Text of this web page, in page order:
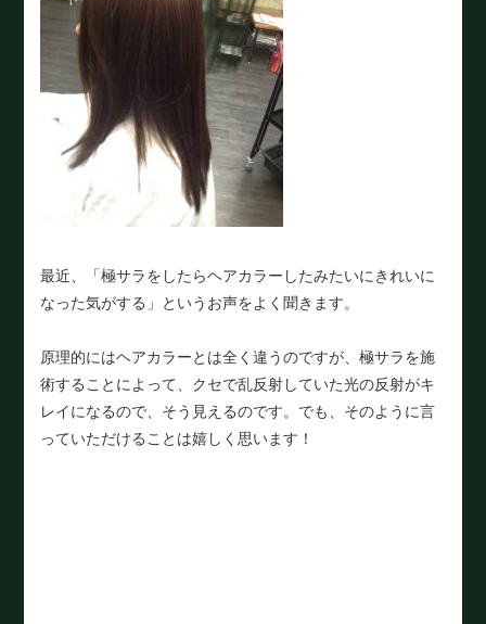
最近、「極サラをしたらヘアカラーしたみたいにきれいに
なった気がする」というお声をよく聞きます。
原理的にはヘアカラーとは全く違うのですが、極サラを施
術することによって、クセで乱反射していた光の反射がキ
レイになるので、そう見えるのです。でも、そのように言
っていただけることは嬉しく思います！